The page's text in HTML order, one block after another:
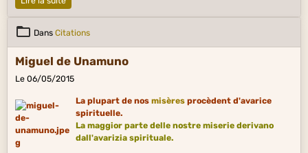
Dans Citations
Miguel de Unamuno
Le 06/05/2015
La plupart de nos misèresprocèdent d'avarice
spirituelle.
La maggior parte delle nostre miserie derivano
dall'avarizia spirituale.